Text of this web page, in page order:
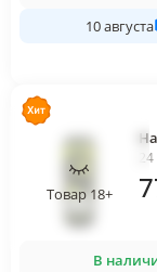
10 августа
Товар 18+
В